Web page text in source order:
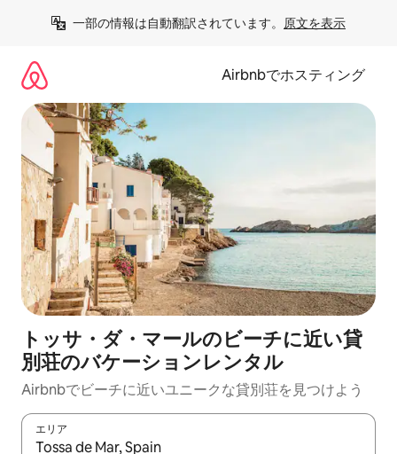
一部の情報は自動翻訳されています。 原文を表示
Airbnbでホスティング
トッサ・ダ・マールのビーチに近い貸
別荘のバケーションレンタル
Airbnbでビーチに近いユニークな貸別荘を見つけよう
エリア
検索結果が表示されたら、上下の矢印キーを使って移動するか